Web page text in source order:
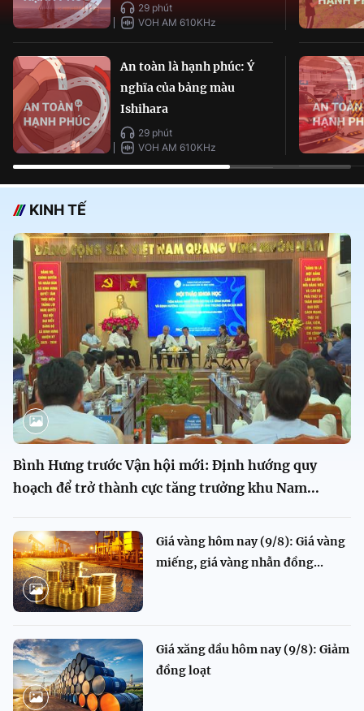
29 phút
VOH AM 610KHz
An toàn là hạnh phúc: Ý
nghĩa của bảng màu
Ishihara
29 phút
VOH AM 610KHz
KINH TẾ
Bình Hưng trước Vận hội mới: Định hướng quy
hoạch để trở thành cực tăng trưởng khu Nam...
Giá vàng hôm nay (9/8): Giá vàng
miếng, giá vàng nhẫn đồng...
Giá xăng dầu hôm nay (9/8): Giảm
đồng loạt